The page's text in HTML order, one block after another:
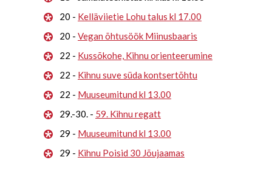
20 - Kelläviietie Lohu talus kl 17.00
20 - Vegan õhtusöök Miinusbaaris
22 - Kussõkohe, Kihnu orienteerumine
22 - Kihnu suve süda kontsertõhtu
22 - Muuseumitund kl 13.00
29.-30. - 59. Kihnu regatt
29 - Muuseumitund kl 13.00
29 - Kihnu Poisid 30 Jõujaamas